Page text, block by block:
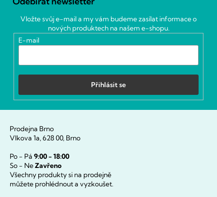
Vložte svůj e-mail a my vám budeme zasílat informace o
nových produktech na našem e-shopu.
E-mail
Přihlásit se
Prodejna Brno
Vlkova 1a, 628 00, Brno
Po - Pá 9:00 - 18:00
So - NeZavřeno
Všechny produkty si na prodejně
můžete prohlédnout a vyzkoušet.